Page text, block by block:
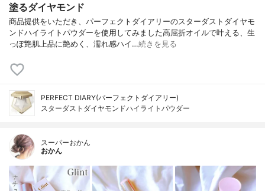
塗るダイヤモンド
商品提供をいただき、パーフェクトダイアリーのスターダストダイヤモ
ンドハイライトパウダーを使用してみました高屈折オイルで叶える、生
っぽ艶肌上品に艶めく、濡れ感ハイ…続きを見る
PERFECT DIARY(パーフェクトダイアリー)
スターダストダイヤモンドハイライトパウダー
スーパーおかん
おかん